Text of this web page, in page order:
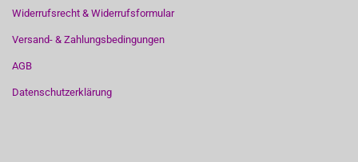
Widerrufsrecht & Widerrufsformular
Versand- & Zahlungsbedingungen
AGB
Datenschutzerklärung